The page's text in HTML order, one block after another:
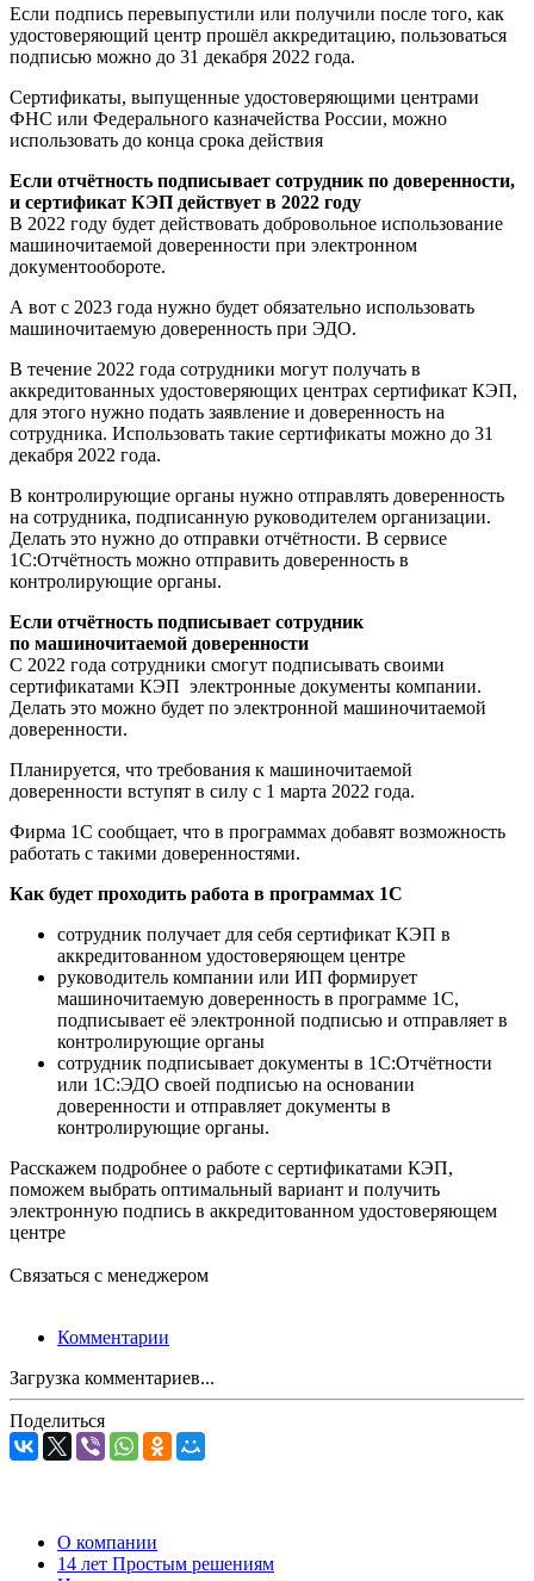
Если подпись перевыпустили или получили после того, как
удостоверяющий центр прошёл аккредитацию, пользоваться
подписью можно до 31 декабря 2022 года.
Сертификаты, выпущенные удостоверяющими центрами
ФНС или Федерального казначейства России, можно
использовать до конца срока действия
Если отчётность подписывает сотрудник по доверенности,
и сертификат КЭП действует в 2022 году
В 2022 году будет действовать добровольное использование
машиночитаемой доверенности при электронном
документообороте.
А вот с 2023 года нужно будет обязательно использовать
машиночитаемую доверенность при ЭДО.
В течение 2022 года сотрудники могут получать в
аккредитованных удостоверяющих центрах сертификат КЭП,
для этого нужно подать заявление и доверенность на
сотрудника. Использовать такие сертификаты можно до 31
декабря 2022 года.
В контролирующие органы нужно отправлять доверенность
на сотрудника, подписанную руководителем организации.
Делать это нужно до отправки отчётности. В сервисе
1С:Отчётность можно отправить доверенность в
контролирующие органы.
Если отчётность подписывает сотрудник
по машиночитаемой доверенности
С 2022 года сотрудники смогут подписывать своими
сертификатами КЭП электронные документы компании.
Делать это можно будет по электронной машиночитаемой
доверенности.
Планируется, что требования к машиночитаемой
доверенности вступят в силу с 1 марта 2022 года.
Фирма 1С сообщает, что в программах добавят возможность
работать с такими доверенностями.
Как будет проходить работа в программах 1С
сотрудник получает для себя сертификат КЭП в
аккредитованном удостоверяющем центре
руководитель компании или ИП формирует
машиночитаемую доверенность в программе 1С,
подписывает её электронной подписью и отправляет в
контролирующие органы
сотрудник подписывает документы в 1С:Отчётности
или 1С:ЭДО своей подписью на основании
доверенности и отправляет документы в
контролирующие органы.
Расскажем подробнее о работе с сертификатами КЭП,
поможем выбрать оптимальный вариант и получить
электронную подпись в аккредитованном удостоверяющем
центре
Связаться с менеджером
Комментарии
Загрузка комментариев...
Поделиться
О компании
14 лет Простым решениям